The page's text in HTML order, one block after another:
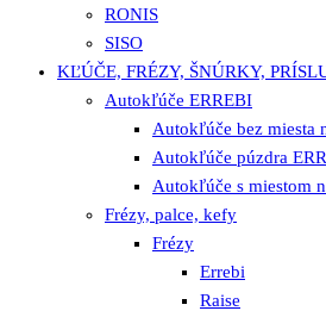
RONIS
SISO
KĽÚČE, FRÉZY, ŠNÚRKY,
Autokľúče ERREBI
Autokľúče bez miesta
Autokľúče púzdra
Autokľúče s miestom
Frézy, palce, kefy
Frézy
Errebi
Raise